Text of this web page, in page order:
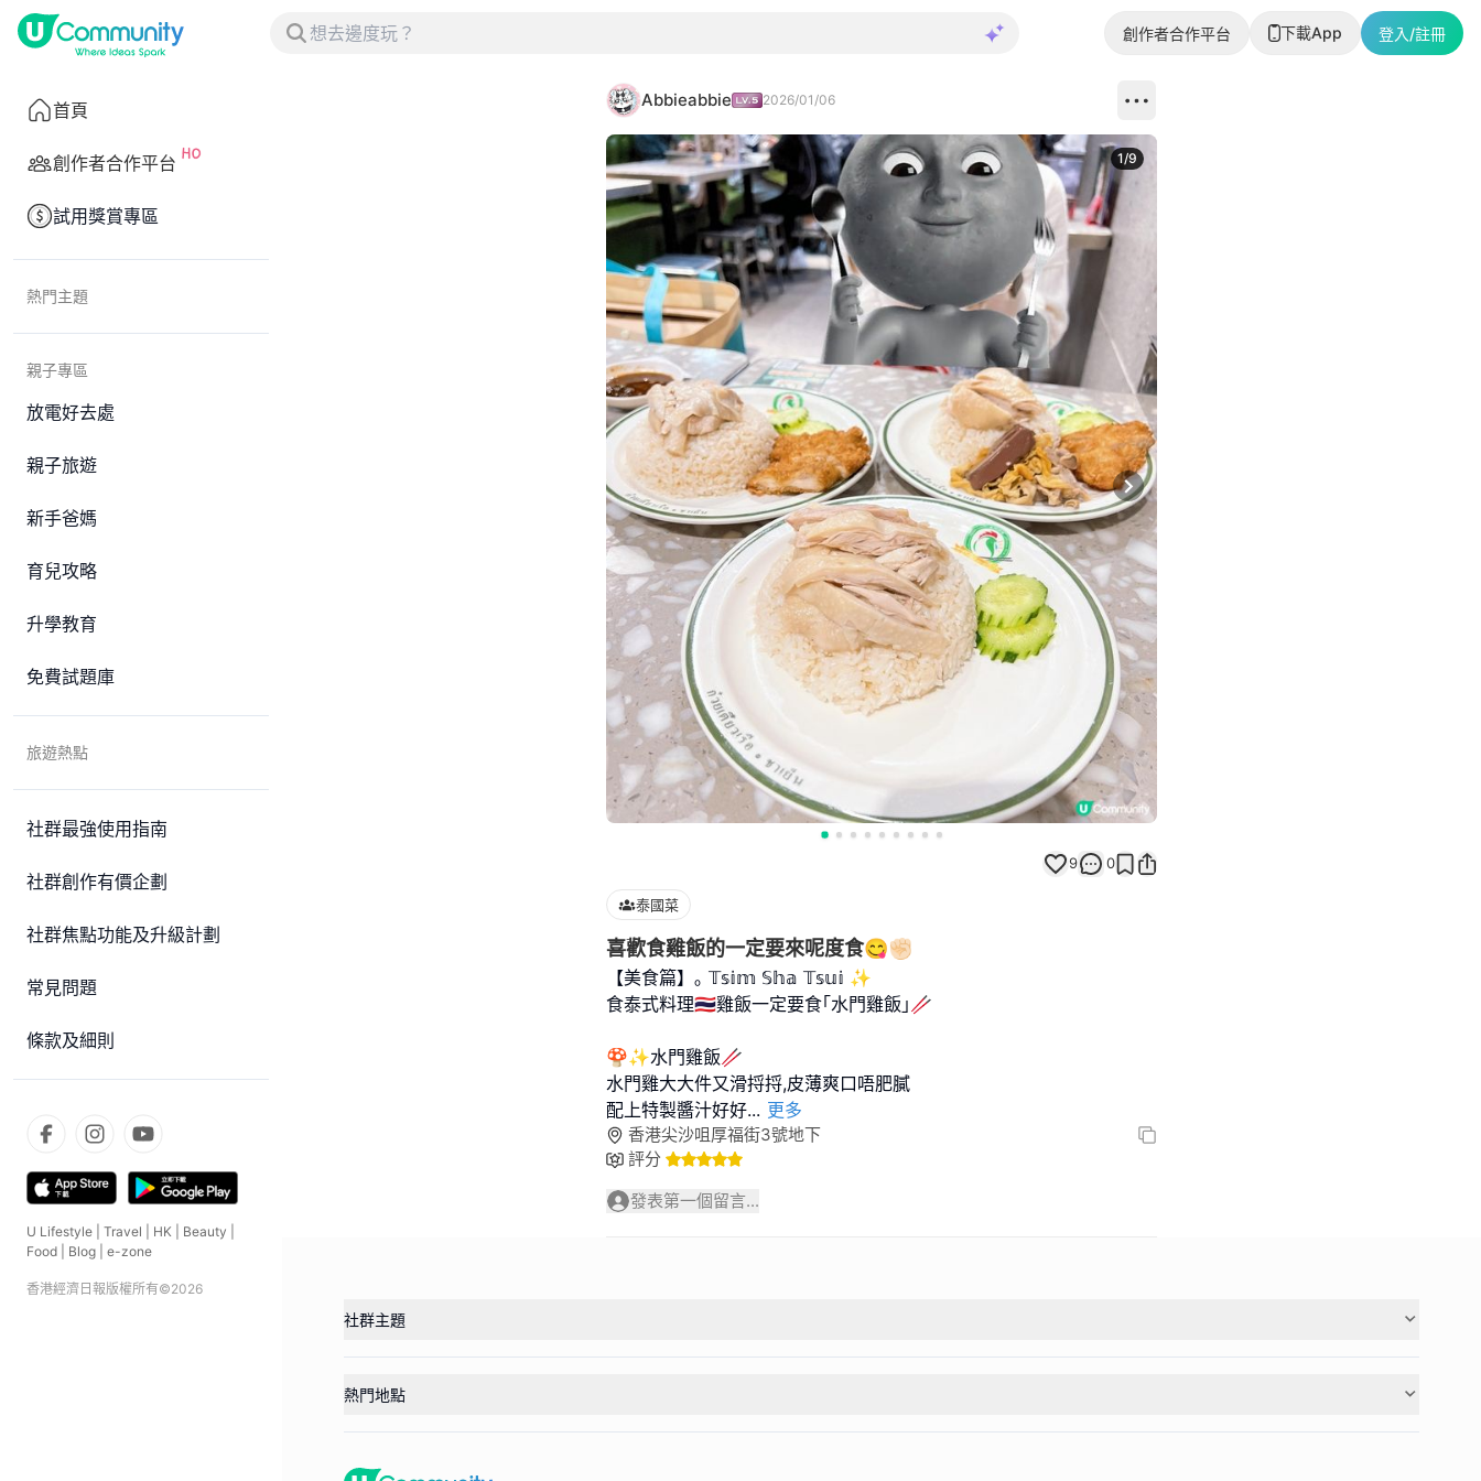
創作者合作平台 下載App 登入/註冊
首頁
創作者合作平台
試用獎賞專區
熱門主題
親子專區
放電好去處
親子旅遊
新手爸媽
育兒攻略
升學教育
免費試題庫
旅遊熱點
社群最強使用指南
社群創作有價企劃
社群焦點功能及升級計劃
常見問題
條款及細則
U Lifestyle Travel HK Beauty
Food
Blog e-zone
香港經濟日報版權所有©2026
Abbieabbie 2026/01/06
Next slide
1/9
9 0
泰國菜
喜歡食雞飯的一定要來呢度食😋✊🏻
【美食篇】｡ 𝕋𝕤𝕚𝕞 𝕊𝕙𝕒 𝕋𝕤𝕦𝕚 ✨
食泰式料理🇹🇭雞飯一定要食｢水門雞飯｣🥢
🍄✨水門雞飯🥢
水門雞大大件又滑捋捋,皮薄爽口唔肥膩
配上特製醬汁好好... 更多
香港尖沙咀厚福街3號地下
評分
發表第一個留言...
社群主題
熱門地點